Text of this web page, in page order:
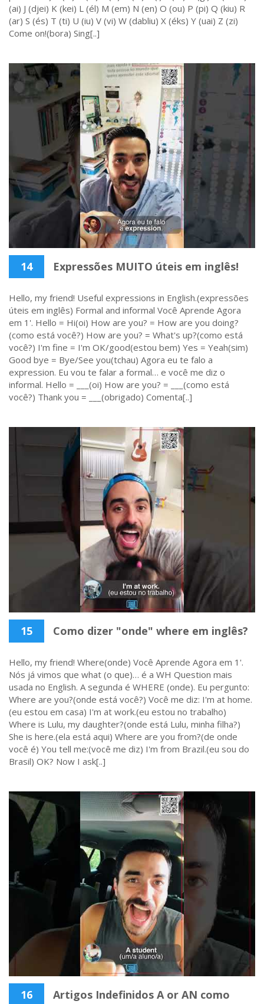
(ai) J (djei) K (kei) L (él) M (em) N (en) O (ou) P (pi) Q (kiu) R
(ar) S (és) T (ti) U (iu) V (vi) W (dabliu) X (éks) Y (uai) Z (zi)
Come on!(bora) Sing[..]
14 Expressões MUITO úteis em inglês!
Hello, my friend! Useful expressions in English.(expressões
úteis em inglês) Formal and informal Você Aprende Agora
em 1'. Hello = Hi(oi) How are you? = How are you doing?
(como está você?) How are you? = What's up?(como está
você?) I'm fine = I'm OK/good(estou bem) Yes = Yeah(sim)
Good bye = Bye/See you(tchau) Agora eu te falo a
expression. Eu vou te falar a formal… e você me diz o
informal. Hello = ___(oi) How are you? = ___(como está
você?) Thank you = ___(obrigado) Comenta[..]
15 Como dizer "onde" where em inglês?
Hello, my friend! Where(onde) Você Aprende Agora em 1'.
Nós já vimos que what (o que)… é a WH Question mais
usada no English. A segunda é WHERE (onde). Eu pergunto:
Where are you?(onde está você?) Você me diz: I'm at home.
(eu estou em casa) I'm at work.(eu estou no trabalho)
Where is Lulu, my daughter?(onde está Lulu, minha filha?)
She is here.(ela está aqui) Where are you from?(de onde
você é) You tell me:(você me diz) I'm from Brazil.(eu sou do
Brasil) OK? Now I ask[..]
16
Artigos Indefinidos A or AN como